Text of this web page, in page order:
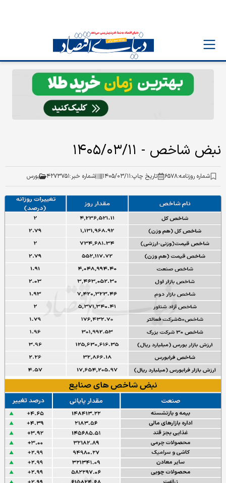
نبض شاخص - ۱۴۰۵/۰۳/۱۱
شماره روزنامه:۶۵۷۸ تاریخ چاپ:۱۴۰۵/۰۳/۱۱ شماره خبر:۴۲۷۳۷۵۱ بورس